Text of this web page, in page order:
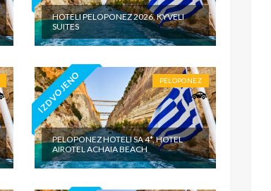
HOTELI PELOPONEZ 2026, KYVELI
SUITES
IZDVOJENO PELOPONEZ
PELOPONEZ HOTELI SA 4*, HOTEL
AIROTEL ACHAIA BEACH